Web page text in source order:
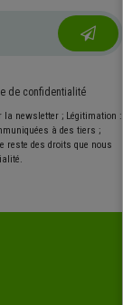
de confidentialité
la newsletter ; Légitimation :
à des tiers ;
reste des droits que nous